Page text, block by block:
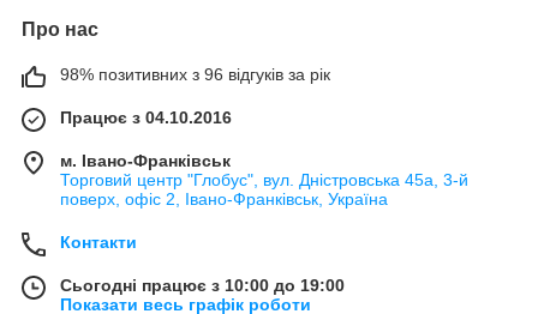
Про нас
98% позитивних з 96 відгуків за рік
Працює з 04.10.2016
м. Івано-Франківськ
Торговий центр "Глобус", вул. Дністровська 45а, 3-й
поверх, офіс 2, Івано-Франківськ, Україна
Контакти
Сьогодні працює з 10:00 до 19:00
Показати весь графік роботи